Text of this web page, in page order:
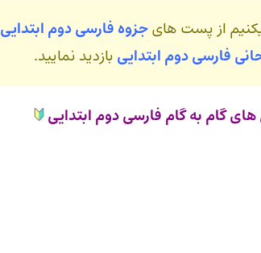
از پست هایجزوه فارسی دوم ابتدایی
فارسی دوم ابتدایی بازدید نمایید.
گام به گام فارسی دوم ابتدایی